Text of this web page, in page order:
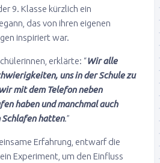
9. Klasse kürzlich ein
das von ihren eigenen
inspiriert war.
erklärte: “Wir alle
uns in der Schule zu
mit dem Telefon neben
haben und manchmal auch
hatten.”
Erfahrung, entwarf die
Experiment, um den Einfluss